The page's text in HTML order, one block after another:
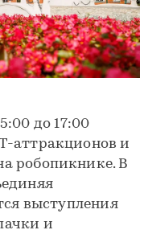
до 17:00
аттракционов и
робопикнике. В
выступления
и